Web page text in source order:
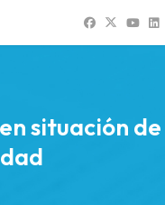
situación de